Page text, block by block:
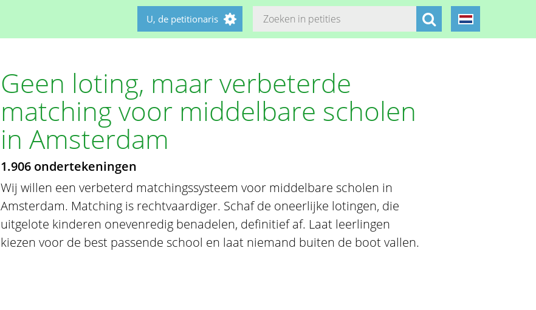
U, de petitionaris
Geen loting, maar verbeterde
matching voor middelbare scholen
in Amsterdam
1.906 ondertekeningen
Wij willen een verbeterd matchingssysteem voor middelbare scholen in
Amsterdam. Matching is rechtvaardiger. Schaf de oneerlijke lotingen, die
uitgelote kinderen onevenredig benadelen, definitief af. Laat leerlingen
kiezen voor de best passende school en laat niemand buiten de boot vallen.